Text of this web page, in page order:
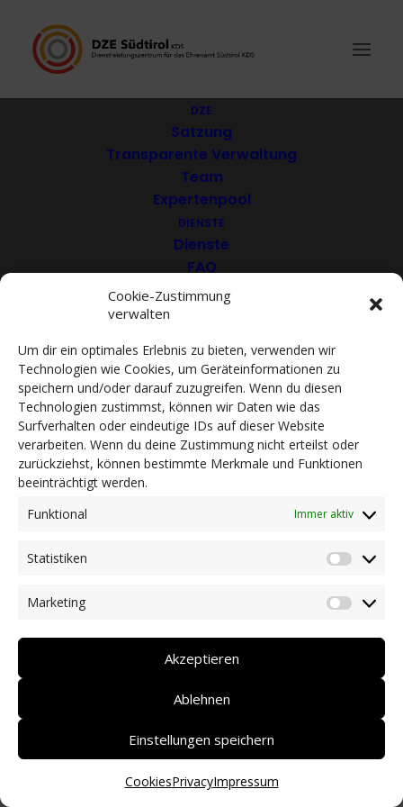
Cookie-Zustimmung
verwalten
Um dir ein optimales Erlebnis zu bieten, verwenden wir
Technologien wie Cookies, um Geräteinformationen zu
speichern und/oder darauf zuzugreifen. Wenn du diesen
Technologien zustimmst, können wir Daten wie das
Surfverhalten oder eindeutige IDs auf dieser Website
verarbeiten. Wenn du deine Zustimmung nicht erteilst oder
zurückziehst, können bestimmte Merkmale und Funktionen
beeinträchtigt werden.
Funktional
Immer aktiv
Statistiken
Marketing
Akzeptieren
Ablehnen
Einstellungen speichern
CookiesPrivacyImpressum
DZE
Satzung
Transparente Verwaltung
Team
Expertenpool
DIENSTE
Dienste
FAQ
Download
Mitglied werden
ACADEMY
VIDEOTHEK
NEWS
Dringlichkeitsmaßnahmen und aktuelle Informationen
Coronakrise: Hilfsangebote unserer Mitglieder
Initiativen unserer Mitglieder/Partner
DEUTSCH
Südtiroler Jagdverband